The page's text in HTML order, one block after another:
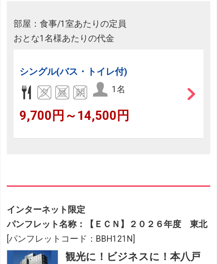
部屋：食事/1室あたりの定員
おとな1名様あたりの代金
シングル(バス・トイレ付)
1名
9,700円～14,500円
インターネット限定
パンフレット名称：【ＥＣＮ】２０２６年度 東北
[パンフレットコード：BBH121N]
観光に！ビジネスに！本八戸